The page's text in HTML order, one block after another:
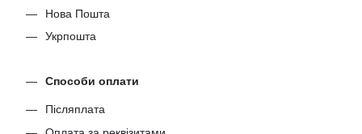
Нова Пошта
Укрпошта
Способи оплати
Післяплата